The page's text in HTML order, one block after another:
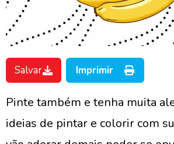
Salvar Imprimir
Pinte também e tenha muita
ideias de pintar e colorir com